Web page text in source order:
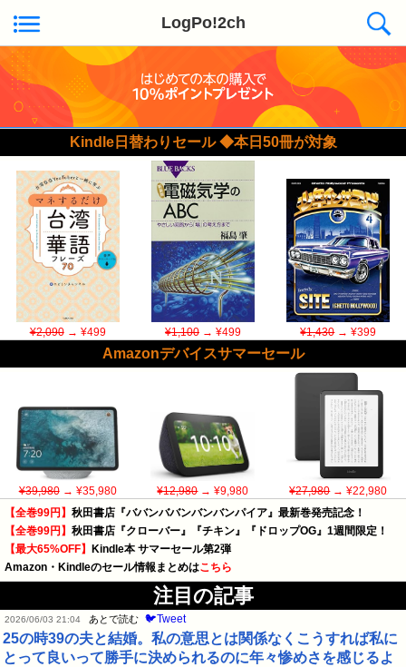
LogPo!2ch
Kindle日替わりセール ◆本日50冊が対象
¥2,090→ ¥499 ¥1,100→ ¥499 ¥1,430→ ¥399
Amazonデバイスサマーセール
¥39,980→ ¥35,980 ¥12,980→ ¥9,980 ¥27,980→ ¥22,980
【全巻99円】 秋田書店『ババンババンバンバンパイア』最新巻発売記念！
【全巻99円】 秋田書店『クローバー』『チキン』『ドロップOG』1週間限定！
【最大65%OFF】
Kindle本 サマーセール第2弾
Amazon・Kindleのセール情報まとめはこちら
注目の記事
2026/06/03 21:04 あとで読む 🐦Tweet
25の時39の夫と結婚。私の意思とは関係なくこうすれば私に
とって良いって勝手に決められるのに年々惨めさを感じるよ